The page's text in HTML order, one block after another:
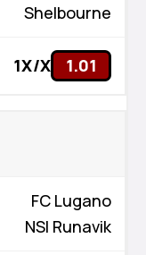
Shelbourne
1X/X 1.01
FC Lugano
NSI Runavik